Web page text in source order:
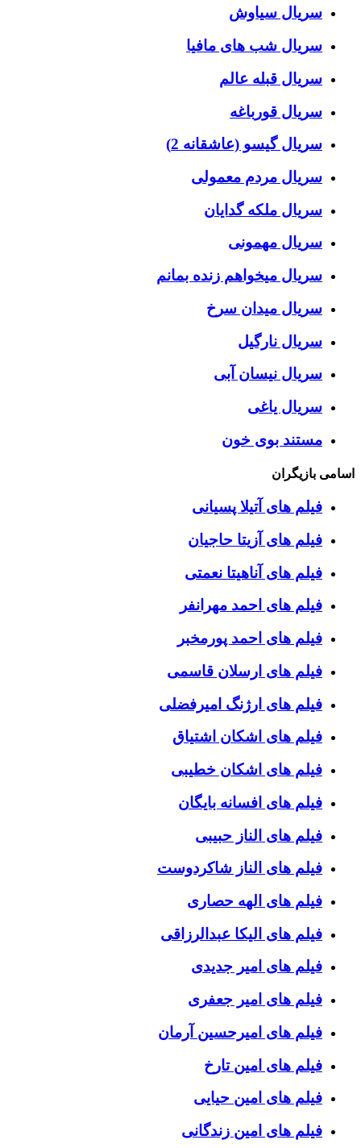
سریال سیاوش
سریال شب های مافیا
سریال قبله عالم
سریال قورباغه
سریال گیسو (عاشقانه 2)
سریال مردم معمولی
سریال ملکه گدایان
سریال مهمونی
سریال میخواهم زنده بمانم
سریال میدان سرخ
سریال نارگیل
سریال نیسان آبی
سریال یاغی
مستند بوی خون
اسامی بازیگران
فیلم های آتیلا پسیانی
فیلم های آزیتا حاجیان
فیلم های آناهیتا نعمتی
فیلم های احمد مهرانفر
فیلم های احمد پورمخبر
فیلم های ارسلان قاسمی
فیلم های ارژنگ امیرفضلی
فیلم های اشکان اشتیاق
فیلم های اشکان خطیبی
فیلم های افسانه بایگان
فیلم های الناز حبیبی
فیلم های الناز شاکردوست
فیلم های الهه حصاری
فیلم های الیکا عبدالرزاقی
فیلم های امیر جدیدی
فیلم های امیر جعفری
فیلم های امیرحسین آرمان
فیلم های امین تارخ
فیلم های امین حیایی
فیلم های امین زندگانی